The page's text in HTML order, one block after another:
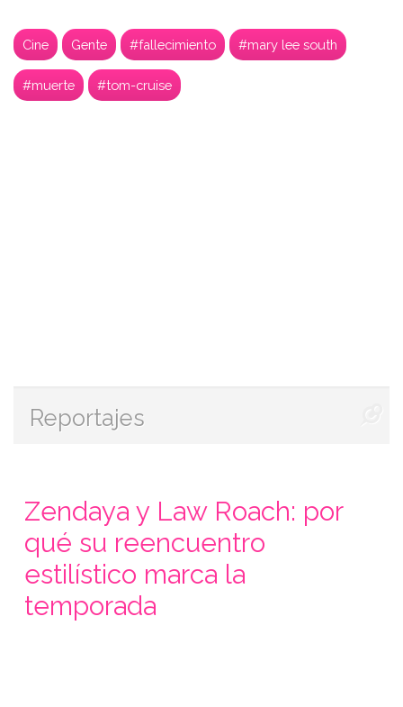
Cine Gente #fallecimiento #mary lee south
#muerte #tom-cruise
Reportajes
Zendaya y Law Roach: por
qué su reencuentro
estilístico marca la
temporada